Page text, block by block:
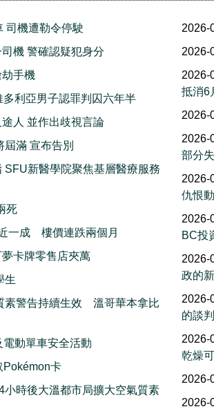
司機遭勒令停駛
司機 警確認疑犯身分
手機
利亞男子認罪判囚六年半
人 並作出歧視言論
滿 宣布告別
SFU新醫學院聚焦基層醫療服務
死
一成 樓價連跌兩個月
卡牌零售店夾萬
生
素警告持續生效 溫哥華本拿比
動單車安全活動
Pokémon卡
時後大溫都市局擴大空氣質素
2026-
2026-
2026-
抵消6
2026-
2026-
部分
2026-
仇恨
2026-
BC投
2026-
政的
2026-
的談
2026-
乾燥
2026-
2026-